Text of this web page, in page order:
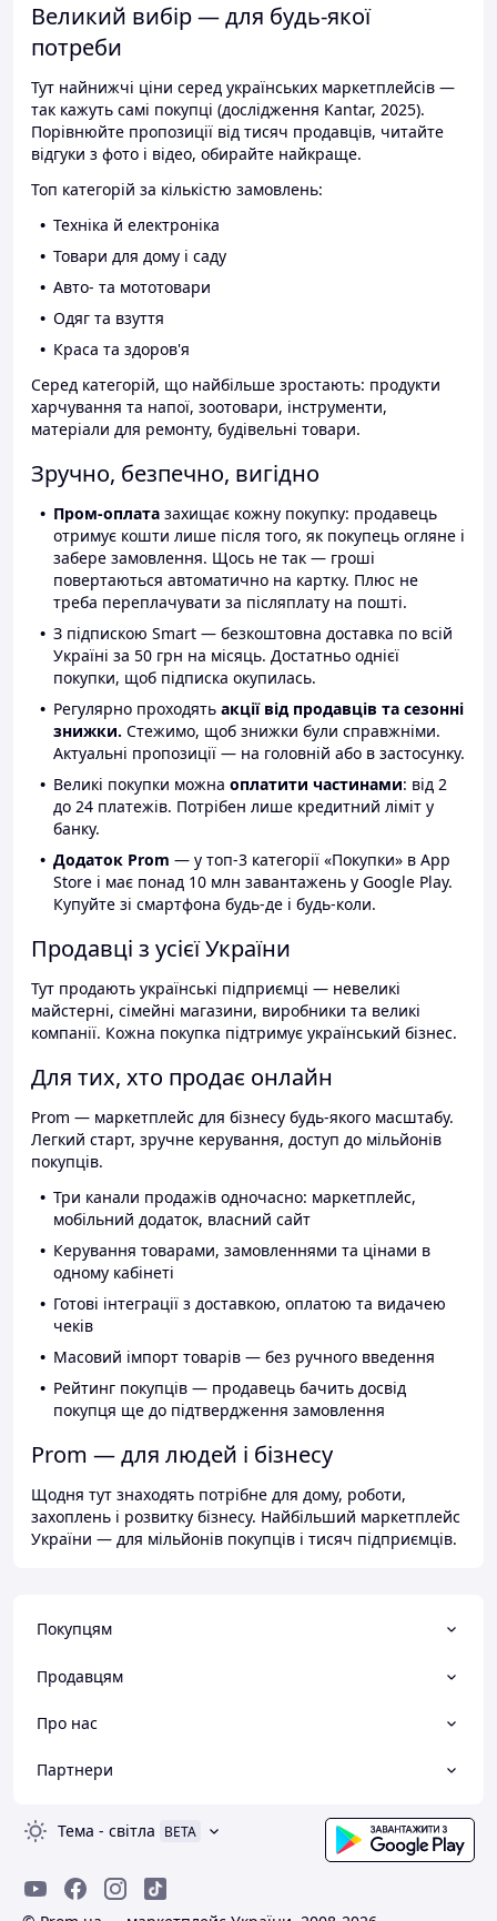
Великий вибір — для будь-якої
потреби
Тут найнижчі ціни серед українських маркетплейсів —
так кажуть самі покупці (дослідження Kantar, 2025).
Порівнюйте пропозиції від тисяч продавців, читайте
відгуки з фото і відео, обирайте найкраще.
Топ категорій за кількістю замовлень:
Техніка й електроніка
Товари для дому і саду
Авто- та мототовари
Одяг та взуття
Краса та здоров'я
Серед категорій, що найбільше зростають: продукти
харчування та напої, зоотовари, інструменти,
матеріали для ремонту, будівельні товари.
Зручно, безпечно, вигідно
Пром-оплата захищає кожну покупку: продавець
отримує кошти лише після того, як покупець огляне і
забере замовлення. Щось не так — гроші
повертаються автоматично на картку. Плюс не
треба переплачувати за післяплату на пошті.
З підпискою Smart — безкоштовна доставка по всій
Україні за 50 грн на місяць. Достатньо однієї
покупки, щоб підписка окупилась.
Регулярно проходять акції від продавців та сезонні
знижки. Стежимо, щоб знижки були справжніми.
Актуальні пропозиції — на головній або в застосунку.
Великі покупки можна оплатити частинами: від 2
до 24 платежів. Потрібен лише кредитний ліміт у
банку.
Додаток Prom — у топ-3 категорії «Покупки» в App
Store і має понад 10 млн завантажень у Google Play.
Купуйте зі смартфона будь-де і будь-коли.
Продавці з усієї України
Тут продають українські підприємці — невеликі
майстерні, сімейні магазини, виробники та великі
компанії. Кожна покупка підтримує український бізнес.
Для тих, хто продає онлайн
Prom — маркетплейс для бізнесу будь-якого масштабу.
Легкий старт, зручне керування, доступ до мільйонів
покупців.
Три канали продажів одночасно: маркетплейс,
мобільний додаток, власний сайт
Керування товарами, замовленнями та цінами в
одному кабінеті
Готові інтеграції з доставкою, оплатою та видачею
чеків
Масовий імпорт товарів — без ручного введення
Рейтинг покупців — продавець бачить досвід
покупця ще до підтвердження замовлення
Prom — для людей і бізнесу
Щодня тут знаходять потрібне для дому, роботи,
захоплень і розвитку бізнесу. Найбільший маркетплейс
України — для мільйонів покупців і тисяч підприємців.
Покупцям
Продавцям
Про нас
Партнери
Тема - світла BETA